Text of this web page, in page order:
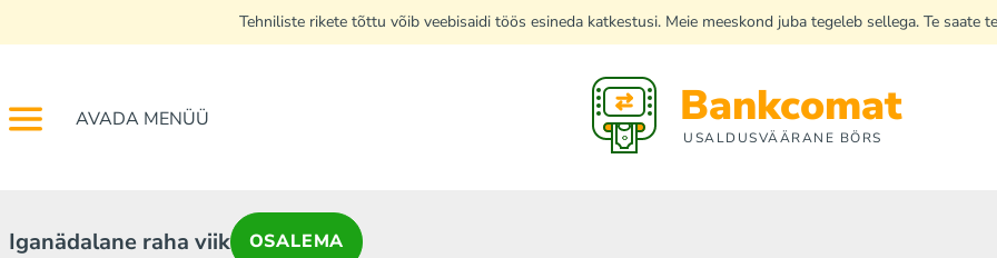
Tehniliste rikete tõttu võib veebisaidi töös esineda katkestusi. Meie meeskond juba tegeleb sellega. Te saate
AVADA MENÜÜ Bankcomat
USALDUSVÄÄRANE BÖRS
Iganädalane raha viik OSALEMA